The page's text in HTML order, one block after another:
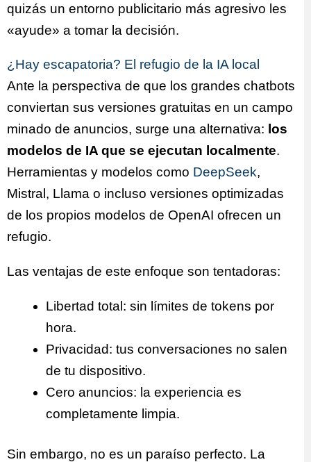
quizás un entorno publicitario más agresivo les
«ayude» a tomar la decisión.
¿Hay escapatoria? El refugio de la IA local
Ante la perspectiva de que los grandes chatbots
conviertan sus versiones gratuitas en un campo
minado de anuncios, surge una alternativa: los
modelos de IA que se ejecutan localmente.
Herramientas y modelos como DeepSeek,
Mistral, Llama o incluso versiones optimizadas
de los propios modelos de OpenAI ofrecen un
refugio.
Las ventajas de este enfoque son tentadoras:
Libertad total: sin límites de tokens por
hora.
Privacidad: tus conversaciones no salen
de tu dispositivo.
Cero anuncios: la experiencia es
completamente limpia.
Sin embargo, no es un paraíso perfecto. La